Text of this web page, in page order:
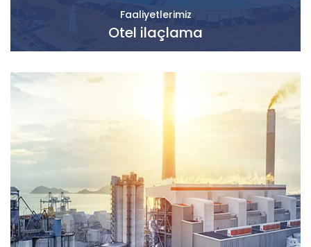
Faaliyetlerimiz
Otel ilaçlama